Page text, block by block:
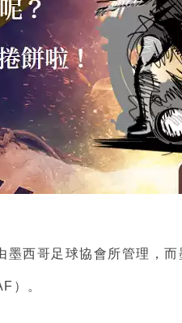
西哥足球協會所管理，
）。